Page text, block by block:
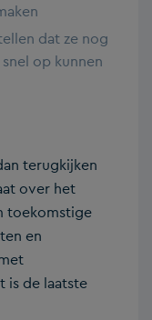
dat ze nog
op kunnen
terugkijken
over het
toekomstige
en
is de laatste